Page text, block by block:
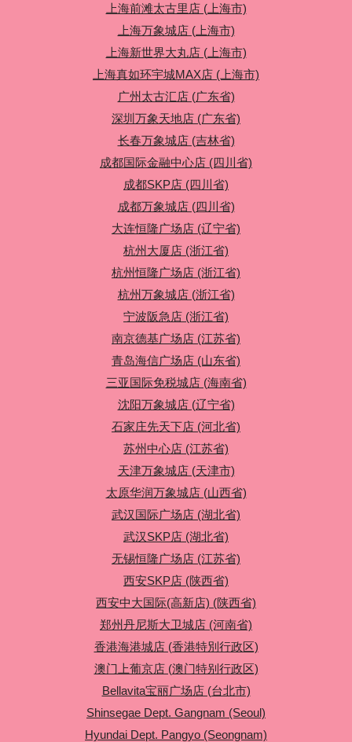
上海前滩太古里店 (上海市)
上海万象城店 (上海市)
上海新世界大丸店 (上海市)
上海真如环宇城MAX店 (上海市)
广州太古汇店 (广东省)
深圳万象天地店 (广东省)
长春万象城店 (吉林省)
成都国际金融中心店 (四川省)
成都SKP店 (四川省)
成都万象城店 (四川省)
大连恒隆广场店 (辽宁省)
杭州大厦店 (浙江省)
杭州恒隆广场店 (浙江省)
杭州万象城店 (浙江省)
宁波阪急店 (浙江省)
南京德基广场店 (江苏省)
青岛海信广场店 (山东省)
三亚国际免税城店 (海南省)
沈阳万象城店 (辽宁省)
石家庄先天下店 (河北省)
苏州中心店 (江苏省)
天津万象城店 (天津市)
太原华润万象城店 (山西省)
武汉国际广场店 (湖北省)
武汉SKP店 (湖北省)
无锡恒隆广场店 (江苏省)
西安SKP店 (陕西省)
西安中大国际(高新店) (陕西省)
郑州丹尼斯大卫城店 (河南省)
香港海港城店 (香港特別行政区)
澳门上葡京店 (澳门特别行政区)
Bellavita宝丽广场店 (台北市)
Shinsegae Dept. Gangnam (Seoul)
Hyundai Dept. Pangyo (Seongnam)